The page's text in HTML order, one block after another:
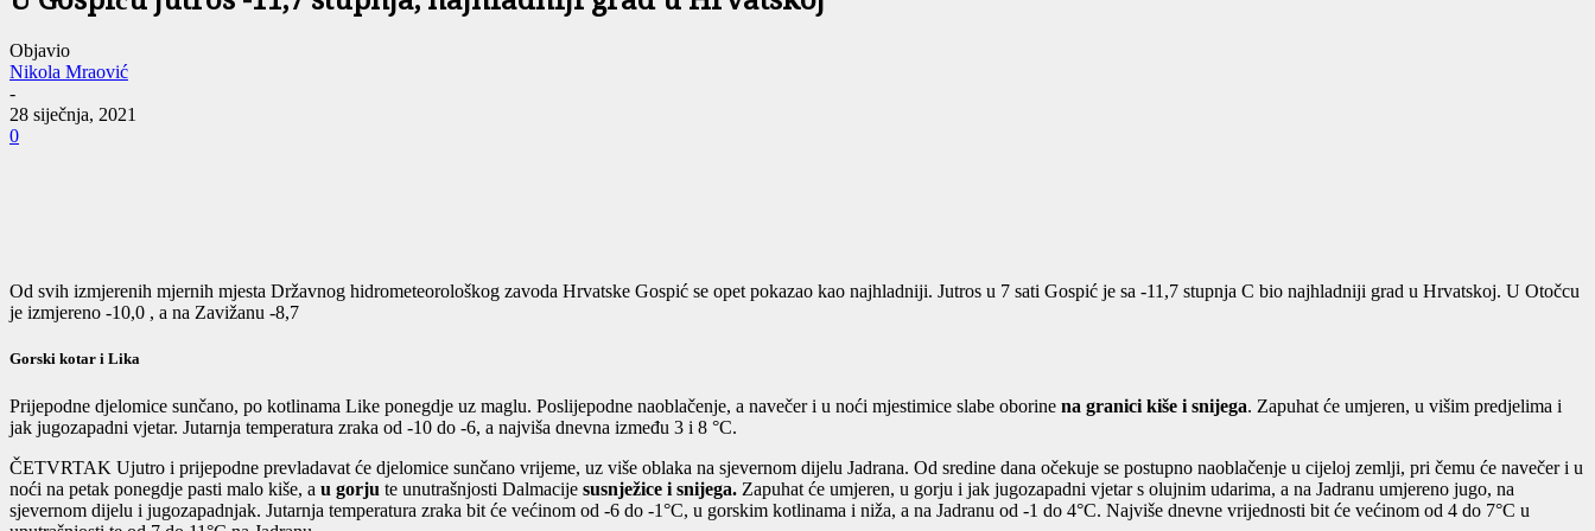
Objavio
Nikola Mraović
-
28 siječnja, 2021
0
Od svih izmjerenih mjernih mjesta Državnog hidrometeorološkog zavoda Hrvatske Gospić se opet pokazao kao najhladniji. Jutros u 7 sati Gospić je sa -11,7 stupnja C bio najhladniji grad u Hrvatskoj. U Otočcu
je izmjereno -10,0 , a na Zavižanu -8,7
Gorski kotar i Lika
Prijepodne djelomice sunčano, po kotlinama Like ponegdje uz maglu. Poslijepodne naoblačenje, a navečer i u noći mjestimice slabe oborine na granici kiše i snijega. Zapuhat će umjeren, u višim predjelima i
jak jugozapadni vjetar. Jutarnja temperatura zraka od -10 do -6, a najviša dnevna između 3 i 8 °C.
ČETVRTAK Ujutro i prijepodne prevladavat će djelomice sunčano vrijeme, uz više oblaka na sjevernom dijelu Jadrana. Od sredine dana očekuje se postupno naoblačenje u cijeloj zemlji, pri čemu će navečer i u
noći na petak ponegdje pasti malo kiše, a u gorju te unutrašnjosti Dalmacije susnježice i snijega. Zapuhat će umjeren, u gorju i jak jugozapadni vjetar s olujnim udarima, a na Jadranu umjereno jugo, na
sjevernom dijelu i jugozapadnjak. Jutarnja temperatura zraka bit će većinom od -6 do -1°C, u gorskim kotlinama i niža, a na Jadranu od -1 do 4°C. Najviše dnevne vrijednosti bit će većinom od 4 do 7°C u